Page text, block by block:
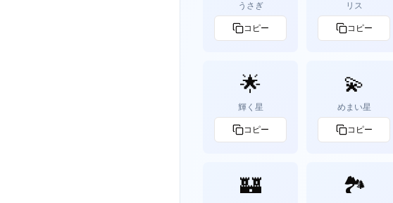
うさぎ
コピー
リス
コピー
🌟
輝く星
コピー
💫
めまい星
コピー
🏰 🏞️